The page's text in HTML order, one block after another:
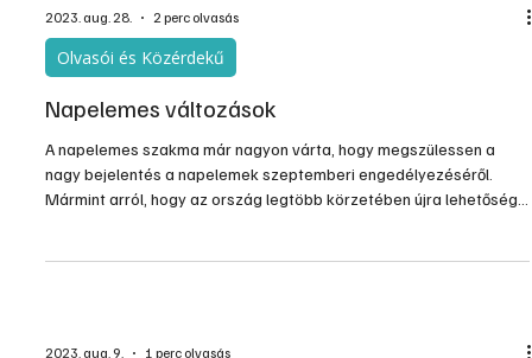
2023. aug. 28. 2 perc olvasás
Olvasói és Közérdekű
Napelemes változások
A napelemes szakma már nagyon várta, hogy megszülessen a
nagy bejelentés a napelemek szeptemberi engedélyezéséről.
Mármint arról, hogy az ország legtöbb körzetében újra lehetőség
2023. aug. 9. 1 perc olvasás